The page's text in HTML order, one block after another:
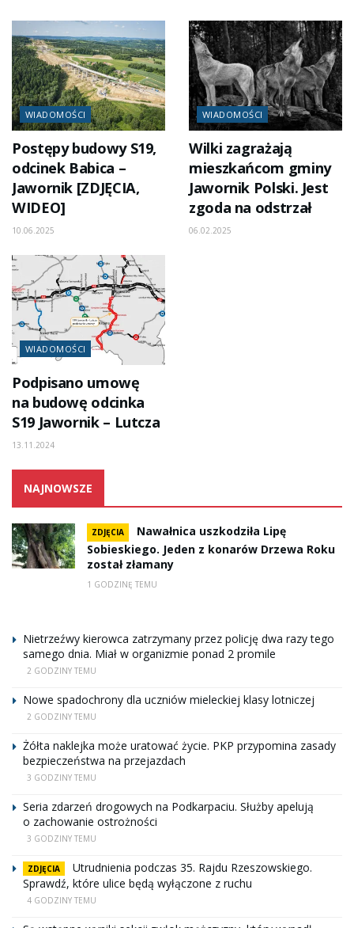
WIADOMOŚCI
Postępy budowy S19,
odcinek Babica –
Jawornik [ZDJĘCIA,
WIDEO]
10.06.2025
WIADOMOŚCI
Wilki zagrażają
mieszkańcom gminy
Jawornik Polski. Jest
zgoda na odstrzał
06.02.2025
WIADOMOŚCI
Podpisano umowę
na budowę odcinka
S19 Jawornik – Lutcza
13.11.2024
NAJNOWSZE
ZDJĘCIA
Nawałnica uszkodziła Lipę
Sobieskiego. Jeden z konarów Drzewa Roku
został złamany
1 GODZINĘ TEMU
Nietrzeźwy kierowca zatrzymany przez policję dwa razy tego
samego dnia. Miał w organizmie ponad 2 promile
2 GODZINY TEMU
Nowe spadochrony dla uczniów mieleckiej klasy lotniczej
2 GODZINY TEMU
Żółta naklejka może uratować życie. PKP przypomina zasady
bezpieczeństwa na przejazdach
3 GODZINY TEMU
Seria zdarzeń drogowych na Podkarpaciu. Służby apelują
o zachowanie ostrożności
3 GODZINY TEMU
ZDJĘCIA
Utrudnienia podczas 35. Rajdu Rzeszowskiego.
Sprawdź, które ulice będą wyłączone z ruchu
4 GODZINY TEMU